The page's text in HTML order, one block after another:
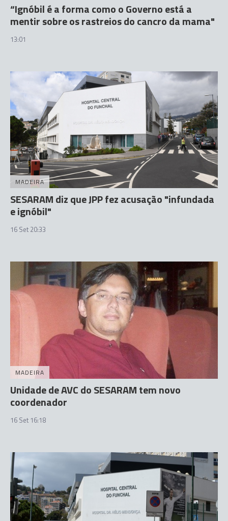
“Ignóbil é a forma como o Governo está a
mentir sobre os rastreios do cancro da mama"
13:01
MADEIRA
SESARAM diz que JPP fez acusação "infundada
e ignóbil"
16 Set 20:33
MADEIRA
Unidade de AVC do SESARAM tem novo
coordenador
16 Set 16:18